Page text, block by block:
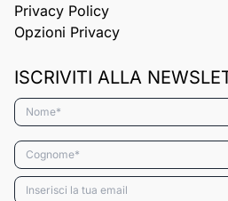
Privacy Policy
Opzioni Privacy
ISCRIVITI ALLA
Nome*
Cognome*
Email*